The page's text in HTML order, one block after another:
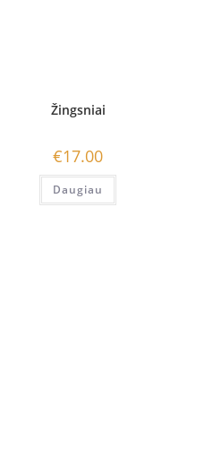
Žingsniai
€17.00
Daugiau